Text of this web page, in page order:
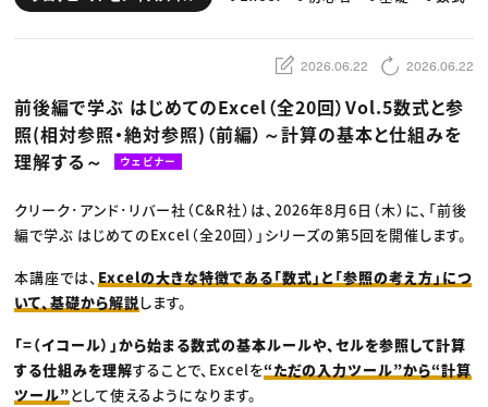
ディレクション
Webクリエイター
ゲームクリエイター
クリエイターインタビュー
C＆R Magazine
セミナー
ニュース・トレンド トップ
Web
映像
ゲーム・エンタメ
広告
CREATIVE VILLAGEからのお知らせ
2026.06.22 2026.06.22
前後編で学ぶ はじめてのExcel（全20回）Vol.5数式と参
照(相対参照・絶対参照)（前編）～計算の基本と仕組みを
理解する～
ウェビナー
クリーク･アンド･リバー社（C&R社）は、2026年8月6日（木）に、「前後
編で学ぶ はじめてのExcel（全20回）」シリーズの第5回を開催します。
本講座では、 Excelの大きな特徴である「数式」と「参照の考え方」につ
いて、基礎から解説します。
「=（イコール）」から始まる数式の基本ルールや、セルを参照して計算
する仕組みを理解することで、Excelを“ただの入力ツール”から“計算
ツール”として使えるようになります。